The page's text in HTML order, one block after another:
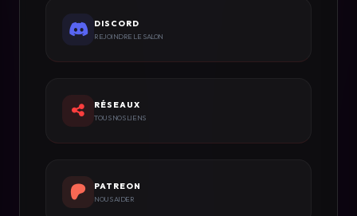
DISCORD
REJOINDRE LE SALON
RÉSEAUX
TOUS NOS LIENS
PATREON
NOUS AIDER